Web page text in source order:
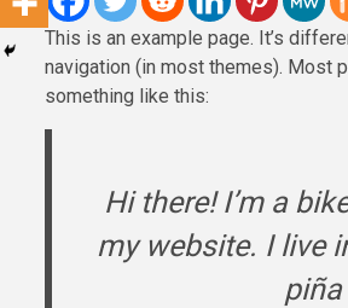
This is an example page. It’s
navigation (in most themes). Most
something like this:
Hi there! I’m a
my website. I live